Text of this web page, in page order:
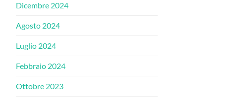
Dicembre 2024
Agosto 2024
Luglio 2024
Febbraio 2024
Ottobre 2023